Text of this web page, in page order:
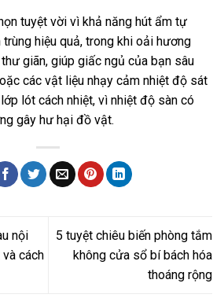
tuyệt vời vì khả năng hút ẩm tự
hiệu quả, trong khi oải hương
giãn, giúp giấc ngủ của bạn sâu
các vật liệu nhạy cảm nhiệt độ sát
lót cách nhiệt, vì nhiệt độ sàn có
gây hư hại đồ vật.
nội
cách
5 tuyệt chiêu biến phòng tắm
không cửa sổ bí bách hóa
thoáng rộng